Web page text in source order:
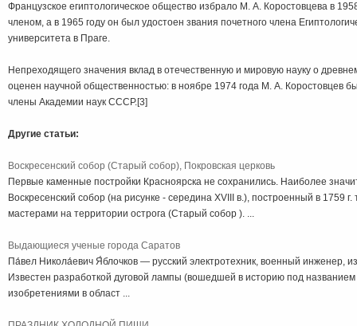
Французское египтологическое общество избрало М. А. Коростовцева в
членом, а в 1965 году он был удостоен звания почетного члена
университета в Праге.
Непреходящего значения вклад в отечественную и мировую науку о
оценен научной общественностью: в ноябре 1974 года М. А. Коростовцев
члены Академии наук СССР.[3]
Другие статьи:
Воскресенский собор (Старый собор), Покровская церковь
Первые каменные постройки Красноярска не сохранились. Наиболее
Воскресенский собор (на рисунке - середина XVIII в.), построенный в 1759
мастерами на территории острога (Старый собор ). ...
Выдающиеся ученые города Саратов
Па́вел Никола́евич Я́блочков — русский электротехник, военный инженер,
Известен разработкой дуговой лампы (вошедшей в историю под названием
изобретениями в област ...